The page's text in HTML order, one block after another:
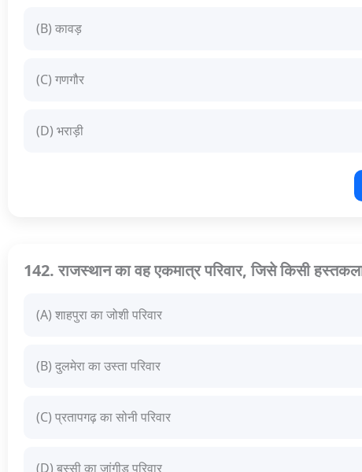
(B) कावड़
(C) गणगौर
(D) भराड़ी
142. राजस्थान का वह एकमात्र परिवार, जिसे किसी
(A) शाहपुरा का जोशी परिवार
(B) दुलमेरा का उस्ता परिवार
(C) प्रतापगढ़ का सोनी परिवार
(D) बस्सी का जांगीड़ परिवार